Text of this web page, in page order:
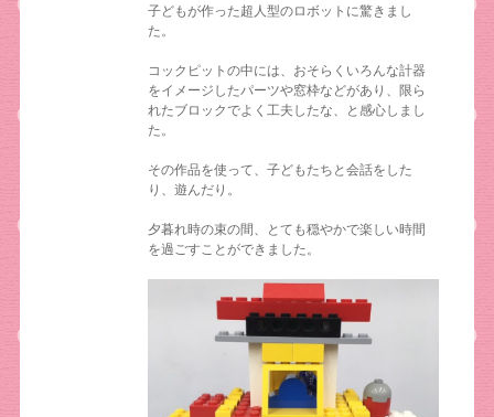
子どもが作った超人型のロボットに驚きまし
た。
コックピットの中には、おそらくいろんな計器
をイメージしたパーツや窓枠などがあり、限ら
れたブロックでよく工夫したな、と感心しまし
た。
その作品を使って、子どもたちと会話をした
り、遊んだり。
夕暮れ時の束の間、とても穏やかで楽しい時間
を過ごすことができました。